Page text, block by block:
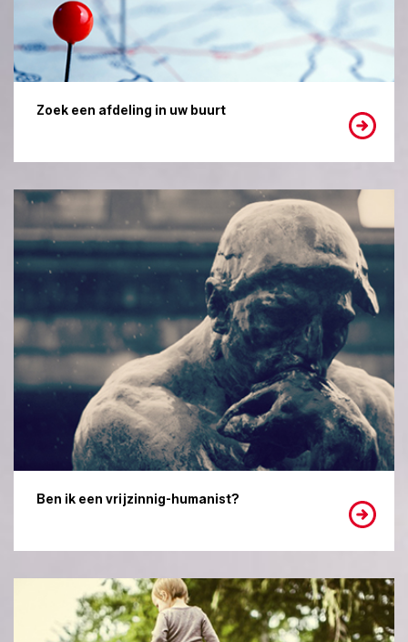
Zoek een afdeling in uw buurt
Ben ik een vrijzinnig-humanist?